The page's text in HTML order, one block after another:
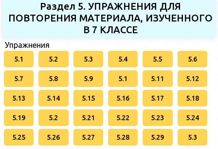
Раздел 5. УПРАЖНЕНИЯ ДЛЯ
ПОВТОРЕНИЯ МАТЕРИАЛА, ИЗУЧЕННОГО
В 7 КЛАССЕ
Упражнения
5.1 5.2 5.3 5.4 5.5 5.6
5.7 5.8 5.9 5.1 5.11 5.12
5.13 5.14 5.15 5.16 5.17 5.18
5.19 5.2 5.21 5.22 5.23 5.24
5.25 5.26 5.27 5.28 5.29 5.3